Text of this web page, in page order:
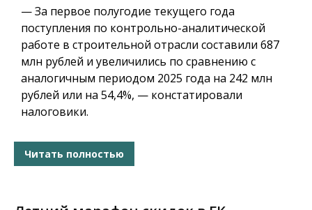
— За первое полугодие текущего года
поступления по контрольно-аналитической
работе в строительной отрасли составили 687
млн рублей и увеличились по сравнению с
аналогичным периодом 2025 года на 242 млн
рублей или на 54,4%, — констатировали
налоговики.
Читать полностью